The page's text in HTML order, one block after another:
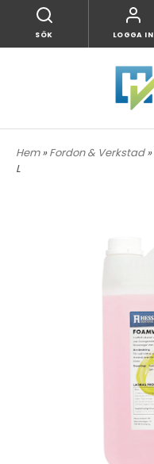
SÖK LOGGA IN
Hem»Fordon & Verkstad»
L